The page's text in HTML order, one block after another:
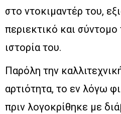
στο ντοκιμαντέρ του,
περιεκτικό και
ιστορία του.
Παρόλη την
αρτιότητα, το εν λόγω
πριν λογοκρίθηκε με